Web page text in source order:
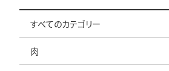
すべてのカテゴリー
肉